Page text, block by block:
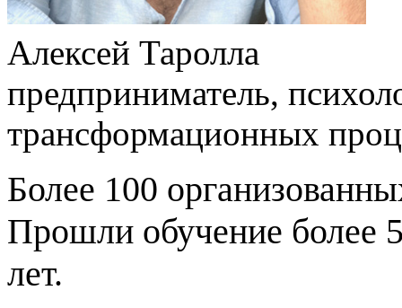
Алексей Таролла
предприниматель,
трансформационных
Более 100
Прошли обучение более
лет.